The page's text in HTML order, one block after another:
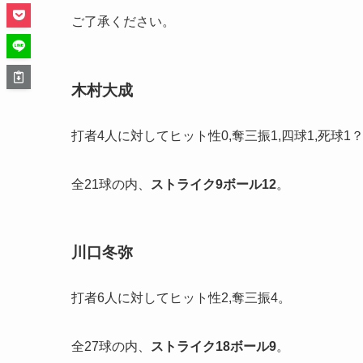
ご了承ください。
木村大成
打者4人に対してヒット性0,奪三振1,四球1,死球1
全21球の内、 ストライク9ボール12。
川口冬弥
打者6人に対してヒット性2,奪三振4。
全27球の内、 ストライク18ボール9。